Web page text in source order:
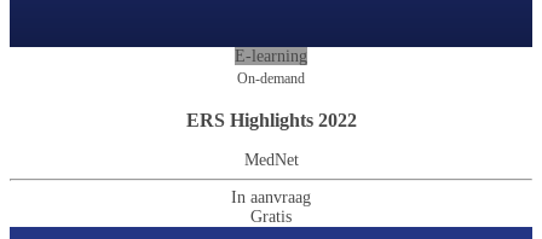
E-learning
On-demand
ERS Highlights 2022
MedNet
In aanvraag
Gratis